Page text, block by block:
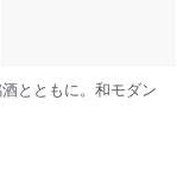
とともに。和モダン